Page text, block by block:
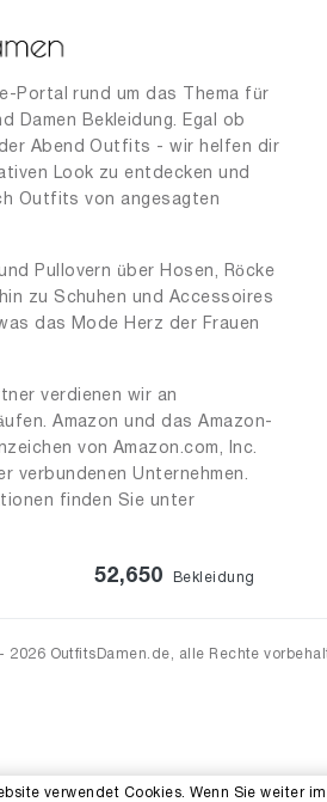
1
1
2
14
1
9
Portal rund um das Thema für
Damen Bekleidung. Egal ob
Abend Outfits - wir helfen dir
Look zu entdecken und
Outfits von angesagten
Pullovern über Hosen, Röcke
zu Schuhen und Accessoires
das Mode Herz der Frauen
verdienen wir an
Amazon und das Amazon-
von Amazon.com, Inc.
verbundenen Unternehmen.
finden Sie unter
52,650 Bekleidung
2026 OutfitsDamen.de, alle Rechte
verwendet Cookies. Wenn Sie weiter